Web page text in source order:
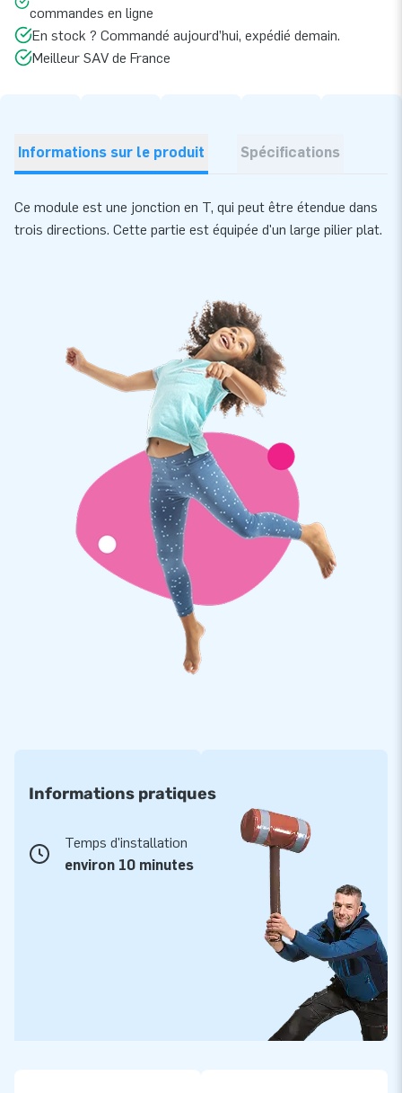
commandes en ligne
En stock ? Commandé aujourd’hui, expédié demain.
Meilleur SAV de France
Informations sur le produit Spécifications
Ce module est une jonction en T, qui peut être étendue dans
trois directions. Cette partie est équipée d'un large pilier plat.
Informations pratiques
Temps d'installation
environ 10 minutes